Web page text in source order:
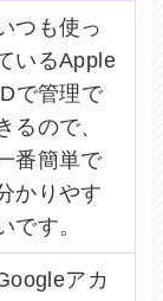
つも使っ
いるApple
で管理で
るので、
番簡単で
かりやす
です。
アカ